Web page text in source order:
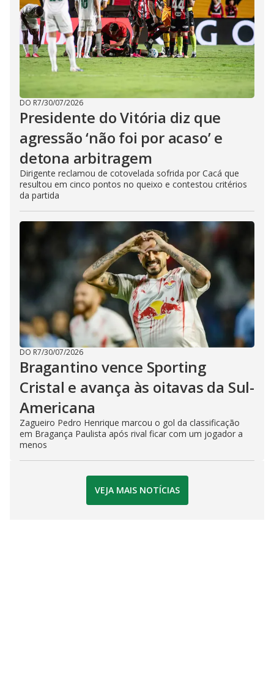
DO R7/30/07/2026
Presidente do Vitória diz que
agressão ‘não foi por acaso’ e
detona arbitragem
Dirigente reclamou de cotovelada sofrida por Cacá que
resultou em cinco pontos no queixo e contestou critérios
da partida
DO R7/30/07/2026
Bragantino vence Sporting
Cristal e avança às oitavas da Sul-
Americana
Zagueiro Pedro Henrique marcou o gol da classificação
em Bragança Paulista após rival ficar com um jogador a
menos
VEJA MAIS NOTÍCIAS